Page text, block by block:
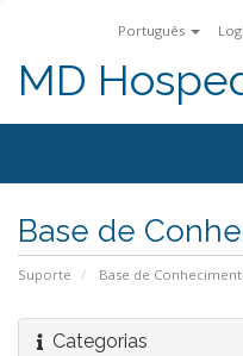
Português
MD
Base de
Suporte Base de
Categorias